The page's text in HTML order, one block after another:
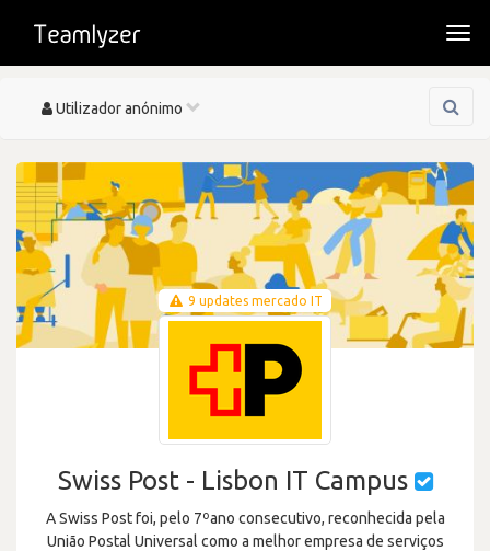
Toggle
Utilizador anónimo
9 updates mercado IT
Swiss Post - Lisbon IT Campus
A Swiss Post foi, pelo 7ºano consecutivo, reconhecida pela
União Postal Universal como a melhor empresa de serviços